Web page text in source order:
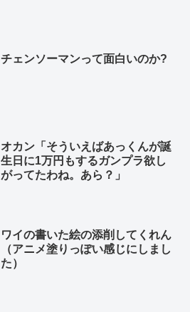
チェンソーマンって面白いのか?
オカン「そういえばあっくんが誕
生日に1万円もするガンプラ欲し
がってたわね。あら？」
ワイの書いた絵の添削してくれん
（アニメ塗りっぽい感じにしまし
た）